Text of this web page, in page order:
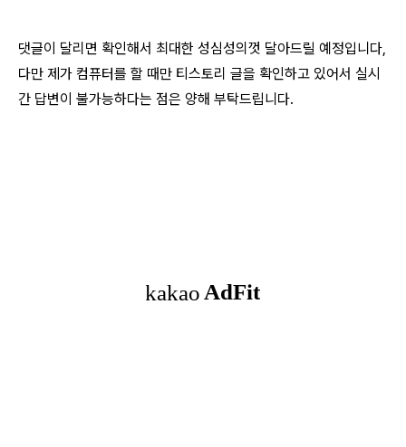
댓글이 달리면 확인해서 최대한 성심성의껏 달아드릴 예정입니다,
다만 제가 컴퓨터를 할 때만 티스토리 글을 확인하고 있어서 실시
간 답변이 불가능하다는 점은 양해 부탁드립니다.